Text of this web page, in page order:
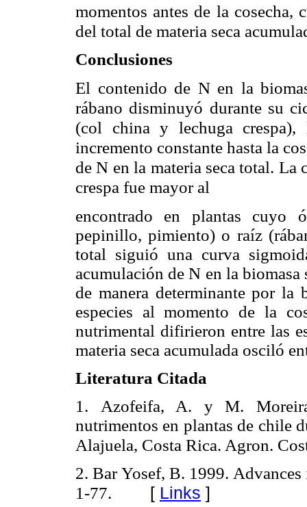
momentos antes de la
del total de materia seca
Conclusiones
El contenido de N en la
rábano disminuyó durante su
(col china y lechuga
incremento constante hasta la
de N en la materia seca total.
crespa fue mayor al
encontrado en plantas cuyo
pepinillo, pimiento) o raíz
total siguió una curva
acumulación de N en la
de manera determinante por la
especies al momento de la
nutrimental difirieron entre las
materia seca acumulada osciló
Literatura Citada
1.
Azofeifa, A. y M.
nutrimentos en plantas de chile
Alajuela, Costa Rica. Agron.
2. Bar Yosef, B. 1999.
1-77. [ Links ]